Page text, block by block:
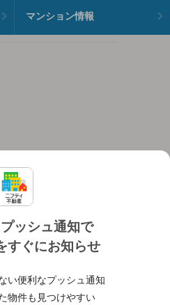
ッシュ通知で
すぐにお知らせ
い便利なプッシュ通知
物件も見つけやすい
マンション情報
シー 利用規約
合わせ 採用情報